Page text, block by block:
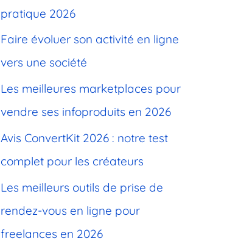
h
e
pratique 2026
Faire évoluer son activité en ligne
vers une société
Les meilleures marketplaces pour
vendre ses infoproduits en 2026
Avis ConvertKit 2026 : notre test
complet pour les créateurs
Les meilleurs outils de prise de
rendez-vous en ligne pour
freelances en 2026